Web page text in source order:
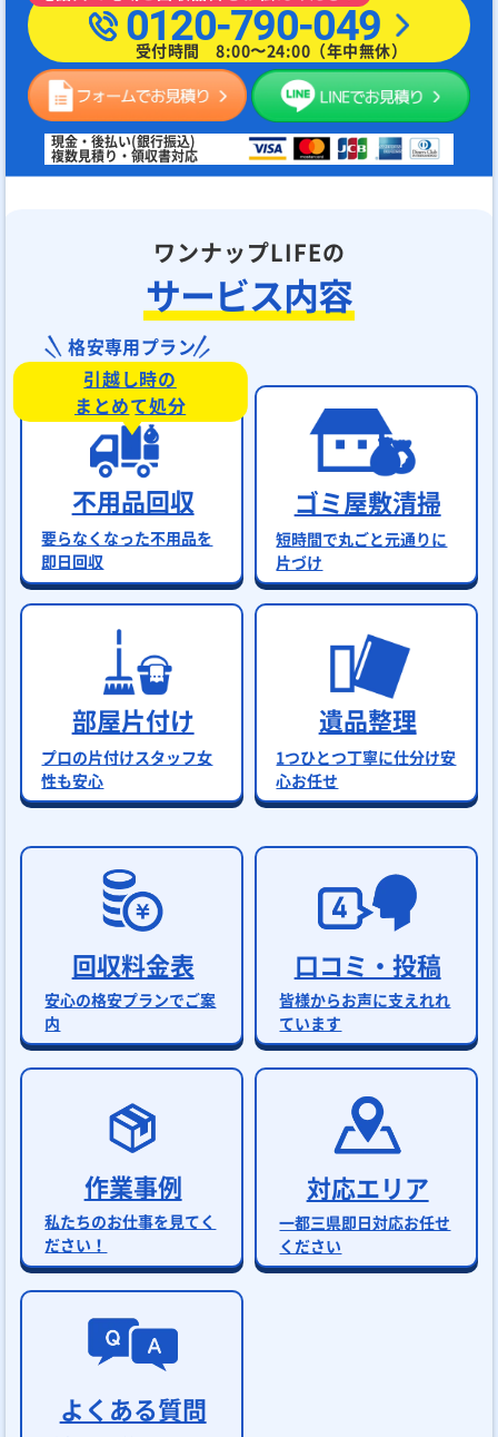
0120-790-049
受付時間 8:00〜24:00（年中無休）
現金・後払い(銀行振込)
複数見積り・領収書対応
ワンナップLIFEの
サービス内容
不用品回収
要らなくなった不用品を
即日回収
格安専用プラン
引越し時の
まとめて処分
ゴミ屋敷清掃
短時間で丸ごと元通りに
片づけ
部屋片付け
プロの片付けスタッフ女
性も安心
遺品整理
1つひとつ丁寧に仕分け安
心お任せ
回収料金表
安心の格安プランでご案
内
口コミ・投稿
皆様からお声に支えれれ
ています
作業事例
私たちのお仕事を見てく
ださい！
対応エリア
一都三県即日対応お任せ
ください
よくある質問